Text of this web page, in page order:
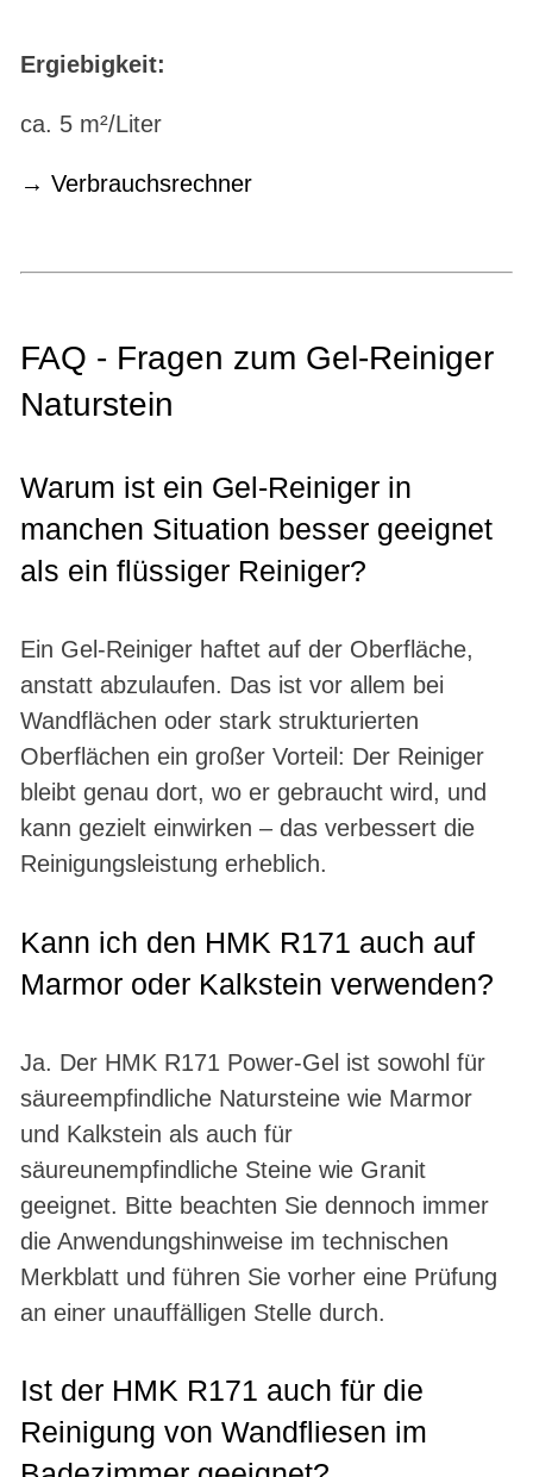
Ergiebigkeit:
ca. 5 m²/Liter
Verbrauchsrechner
FAQ - Fragen zum Gel-Reiniger
Naturstein
Warum ist ein Gel-Reiniger in
manchen Situation besser geeignet
als ein flüssiger Reiniger?
Ein Gel-Reiniger haftet auf der Oberfläche,
anstatt abzulaufen. Das ist vor allem bei
Wandflächen oder stark strukturierten
Oberflächen ein großer Vorteil: Der Reiniger
bleibt genau dort, wo er gebraucht wird, und
kann gezielt einwirken – das verbessert die
Reinigungsleistung erheblich.
Kann ich den HMK R171 auch auf
Marmor oder Kalkstein verwenden?
Ja. Der HMK R171 Power-Gel ist sowohl für
säureempfindliche Natursteine wie Marmor
und Kalkstein als auch für
säureunempfindliche Steine wie Granit
geeignet. Bitte beachten Sie dennoch immer
die Anwendungshinweise im technischen
Merkblatt und führen Sie vorher eine Prüfung
an einer unauffälligen Stelle durch.
Ist der HMK R171 auch für die
Reinigung von Wandfliesen im